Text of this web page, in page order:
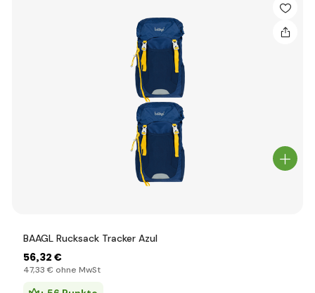
BAAGL Rucksack Tracker Azul
56,32 €
47,33 € ohne MwSt